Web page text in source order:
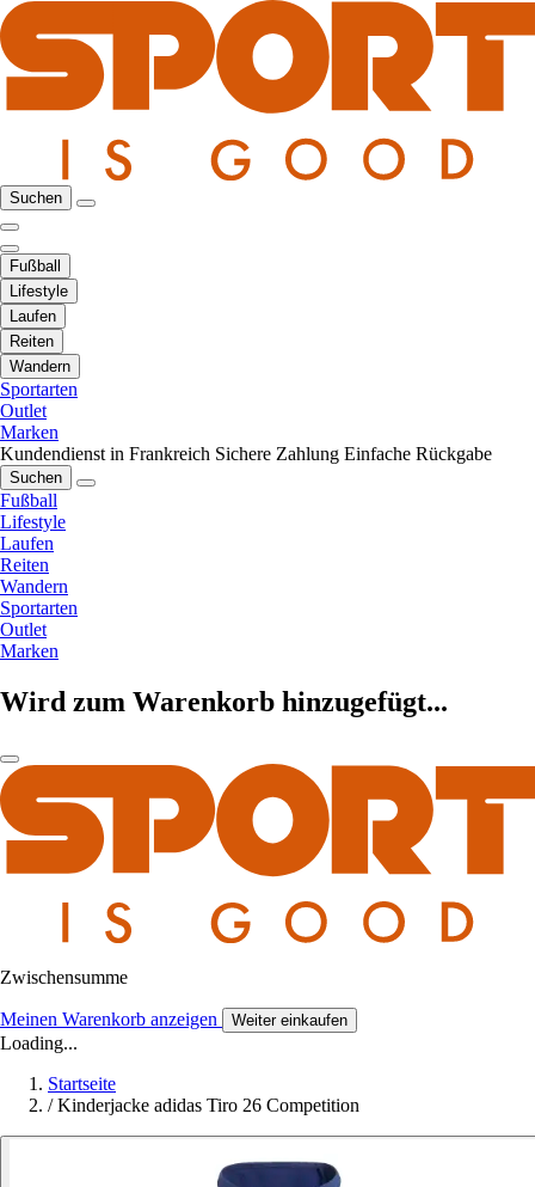
Suchen
Fußball
Lifestyle
Laufen
Reiten
Wandern
Sportarten
Outlet
Marken
Kundendienst in Frankreich Sichere Zahlung Einfache Rückgabe
Suchen
Fußball
Lifestyle
Laufen
Reiten
Wandern
Sportarten
Outlet
Marken
Wird zum Warenkorb hinzugefügt...
Zwischensumme
Meinen Warenkorb anzeigen Weiter einkaufen
Loading...
Startseite
/ Kinderjacke adidas Tiro 26 Competition